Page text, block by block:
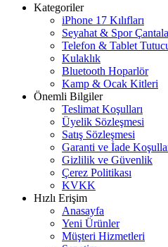
Kategoriler
iPhone 17 Kılıfları
Seyahat & Spor
Telefon & Tablet
Kulaklık
Bluetooth Hoparlör
Kamp & Ocak Kitleri
Önemli Bilgiler
Teslimat Koşulları
Üyelik Sözleşmesi
Satış Sözleşmesi
Garanti ve İade
Gizlilik ve Güvenlik
Çerez Politikası
KVKK
Hızlı Erişim
Anasayfa
Yeni Ürünler
Müşteri Hizmetleri